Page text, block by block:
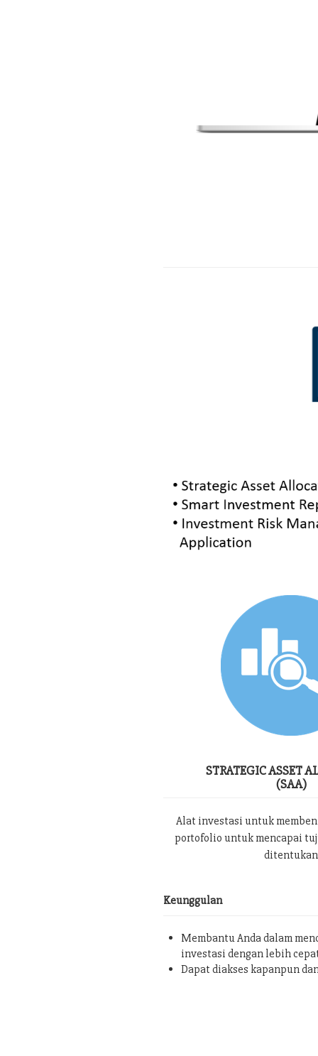
STRATEGIC ASSET
(SAA)
Alat investasi untuk
portofolio untuk mencapai
ditentukan
Keunggulan
Membantu Anda dalam
investasi dengan lebih
Dapat diakses kapanpun